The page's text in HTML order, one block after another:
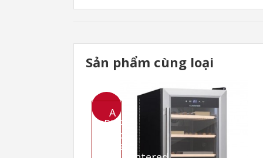
- Bảo quản an toàn: 12 chai rượu vang
Sản phẩm cùng loại
A
PHP
Error
was